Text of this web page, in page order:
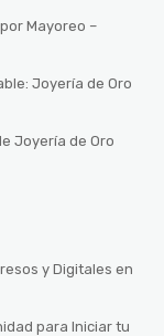
Mayoreo –
Joyería de Oro
Joyería de Oro
y Digitales en
para Iniciar tu